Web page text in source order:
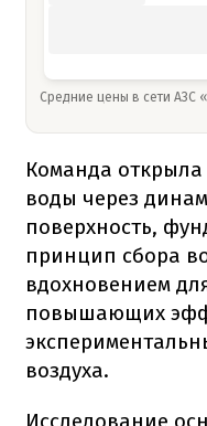
Средние цены в сети АЗС
Команда
воды через
поверхность,
принцип сбора
вдохновением
повышающих
воздуха.
Исследование